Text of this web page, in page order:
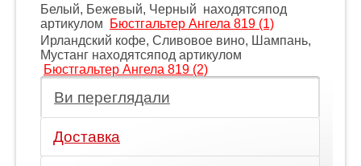
Белый, Бежевый, Черный находятсяпод
артикулом
Бюстгальтер Ангела 819 (1)
Ирландский кофе, Сливовое вино, Шампань,
Мустанг находятсяпод артикулом
Бюстгальтер Ангела 819 (2)
Ви переглядали
Доставка